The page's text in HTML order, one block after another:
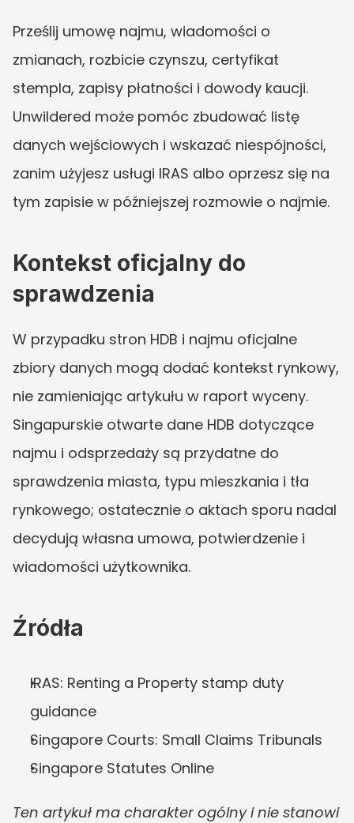
Prześlij umowę najmu, wiadomości o
zmianach, rozbicie czynszu, certyfikat
stempla, zapisy płatności i dowody kaucji.
Unwildered może pomóc zbudować listę
danych wejściowych i wskazać niespójności,
zanim użyjesz usługi IRAS albo oprzesz się na
tym zapisie w późniejszej rozmowie o najmie.
Kontekst oficjalny do
sprawdzenia
W przypadku stron HDB i najmu oficjalne
zbiory danych mogą dodać kontekst rynkowy,
nie zamieniając artykułu w raport wyceny.
Singapurskie otwarte dane HDB dotyczące
najmu i odsprzedaży są przydatne do
sprawdzenia miasta, typu mieszkania i tła
rynkowego; ostatecznie o aktach sporu nadal
decydują własna umowa, potwierdzenie i
wiadomości użytkownika.
Źródła
IRAS: Renting a Property stamp duty
guidance
Singapore Courts: Small Claims Tribunals
Singapore Statutes Online
Ten artykuł ma charakter ogólny i nie stanowi